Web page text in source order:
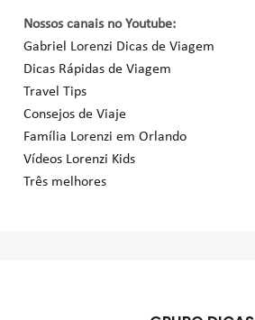
Nossos canais no Youtube:
Gabriel Lorenzi Dicas de Viagem
Dicas Rápidas de Viagem
Travel Tips
Consejos de Viaje
Família Lorenzi em Orlando
Vídeos Lorenzi Kids
Três melhores